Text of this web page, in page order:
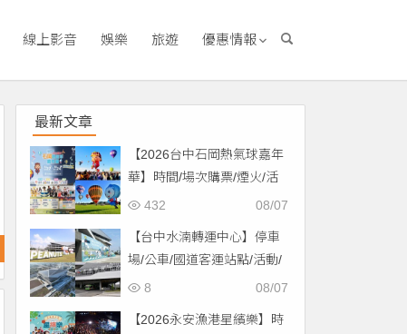
線上影音 娛樂 旅遊 優惠情報
最新文章
【2026台中石岡熱氣球嘉年
華】時間/場次購票/煙火/活
動/交通，土牛運動公園登08/07
432
【台中水湳轉運中心】停車
場/公車/國道客運站點/活動/
交通，啟用免費停車！ 08/07
8
【2026永安漁港星繽樂】時